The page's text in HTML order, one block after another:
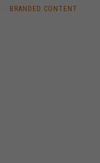
BRANDED CONTENT